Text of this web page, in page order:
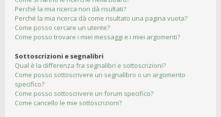
Perché la mia ricerca non dà risultati?
Perché la mia ricerca dà come risultato una pagina vuota?
Come posso cercare un utente?
Come posso trovare i miei messaggi e i miei argomenti?
Sottoscrizioni e segnalibri
Qual è la differenza fra segnalibri e sottoscrizioni?
Come posso sottoscrivere un segnalibro o un argomento
specifico?
Come posso sottoscrivere un forum specifico?
Come cancello le mie sottoscrizioni?